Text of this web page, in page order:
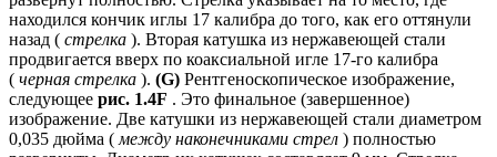
находился кончик иглы 17 калибра до того, как его оттянули
назад ( стрелка ). Вторая катушка из нержавеющей стали
продвигается вверх по коаксиальной игле 17-го калибра
( черная стрелка ). (G) Рентгеноскопическое изображение,
следующее рис. 1.4F . Это финальное (завершенное)
изображение. Две катушки из нержавеющей стали диаметром
0,035 дюйма ( между наконечниками стрел ) полностью